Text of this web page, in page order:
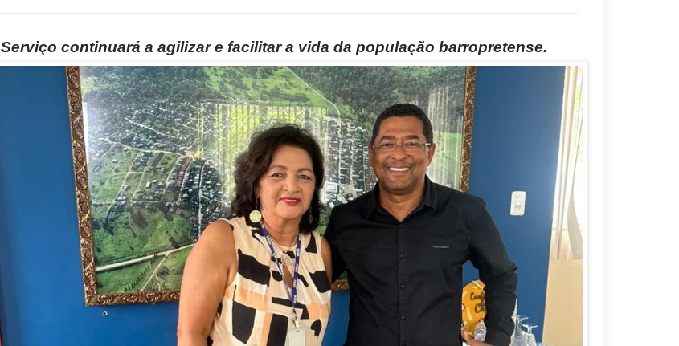
Serviço continuará a agilizar e facilitar a vida da população barropretense.